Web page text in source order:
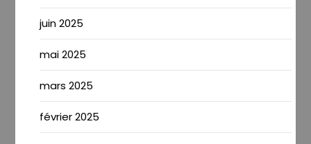
juin 2025
mai 2025
mars 2025
février 2025